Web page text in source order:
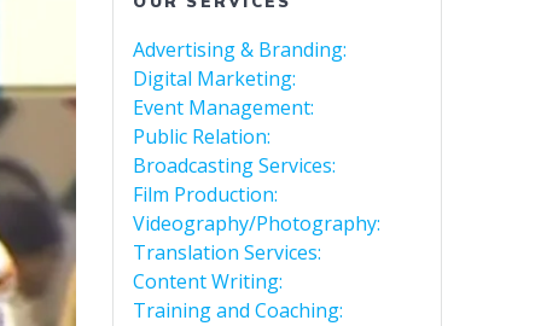
Advertising & Branding:
Digital Marketing:
Event Management:
Public Relation:
Broadcasting Services:
Film Production:
Videography/Photography:
Translation Services:
Content Writing:
Training and Coaching: